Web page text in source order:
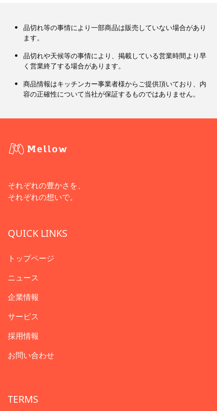
品切れ等の事情により一部商品は販売していない場合があり
ます。
品切れや天候等の事情により、掲載している営業時間より早
く営業終了する場合があります。
商品情報はキッチンカー事業者様からご提供頂いており、内
容の正確性について当社が保証するものではありません。
それぞれの豊かさを、
それぞれの想いで。
QUICK LINKS
トップページ
ニュース
企業情報
サービス
採用情報
お問い合わせ
TERMS